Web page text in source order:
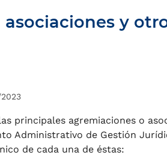
y
principales agremiaciones o
Administrativo de Gestión
de cada una de éstas: